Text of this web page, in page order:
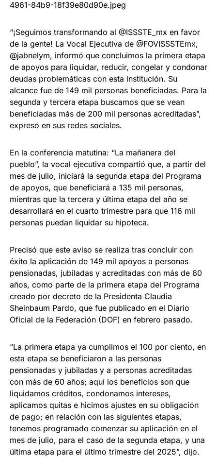
“¡Seguimos transformando al @ISSSTE_mx en favor
de la gente! La Vocal Ejecutiva de @FOVISSSTEmx,
@jabnelym, informó que concluimos la primera etapa
de apoyos para liquidar, reducir, congelar y condonar
deudas problemáticas con esta institución. Su
alcance fue de 149 mil personas beneficiadas. Para la
segunda y tercera etapa buscamos que se vean
beneficiadas más de 200 mil personas acreditadas”,
expresó en sus redes sociales.
En la conferencia matutina: “La mañanera del
pueblo”, la vocal ejecutiva compartió que, a partir del
mes de julio, iniciará la segunda etapa del Programa
de apoyos, que beneficiará a 135 mil personas,
mientras que la tercera y última etapa del año se
desarrollará en el cuarto trimestre para que 116 mil
personas puedan liquidar su hipoteca.
Precisó que este aviso se realiza tras concluir con
éxito la aplicación de 149 mil apoyos a personas
pensionadas, jubiladas y acreditadas con más de 60
años, como parte de la primera etapa del Programa
creado por decreto de la Presidenta Claudia
Sheinbaum Pardo, que fue publicado en el Diario
Oficial de la Federación (DOF) en febrero pasado.
“La primera etapa ya cumplimos el 100 por ciento, en
esta etapa se beneficiaron a las personas
pensionadas y jubiladas y a personas acreditadas
con más de 60 años; aquí los beneficios son que
liquidamos créditos, condonamos intereses,
aplicamos quitas e hicimos ajustes en su obligación
de pago; en relación con las siguientes etapas,
tenemos programado comenzar su aplicación en el
mes de julio, para el caso de la segunda etapa, y una
última etapa para el último trimestre del 2025”, dijo.